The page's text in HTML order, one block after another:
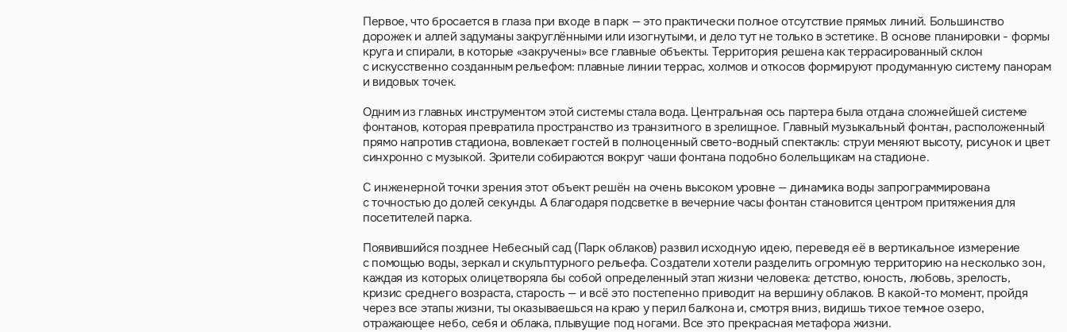
Первое, что бросается в глаза при входе в парк — это практически полное отсутствие прямых линий. Большинство
дорожек и аллей задуманы закруглёнными или изогнутыми, и дело тут не только в эстетике. В основе планировки - формы
круга и спирали, в которые «закручены» все главные объекты. Территория решена как террасированный склон
с искусственно созданным рельефом: плавные линии террас, холмов и откосов формируют продуманную систему панорам
и видовых точек.
Одним из главных инструментом этой системы стала вода. Центральная ось партера была отдана сложнейшей системе
фонтанов, которая превратила пространство из транзитного в зрелищное. Главный музыкальный фонтан, расположенный
прямо напротив стадиона, вовлекает гостей в полноценный свето-водный спектакль: струи меняют высоту, рисунок и цвет
синхронно с музыкой. Зрители собираются вокруг чаши фонтана подобно болельщикам на стадионе.
С инженерной точки зрения этот объект решён на очень высоком уровне — динамика воды запрограммирована
с точностью до долей секунды. А благодаря подсветке в вечерние часы фонтан становится центром притяжения для
посетителей парка.
Появившийся позднее Небесный сад (Парк облаков) развил исходную идею, переведя её в вертикальное измерение
с помощью воды, зеркал и скульптурного рельефа. Создатели хотели разделить огромную территорию на несколько зон,
каждая из которых олицетворяла бы собой определенный этап жизни человека: детство, юность, любовь, зрелость,
кризис среднего возраста, старость — и всё это постепенно приводит на вершину облаков. В какой-то момент, пройдя
через все этапы жизни, ты оказываешься на краю у перил балкона и, смотря вниз, видишь тихое темное озеро,
отражающее небо, себя и облака, плывущие под ногами. Все это прекрасная метафора жизни.